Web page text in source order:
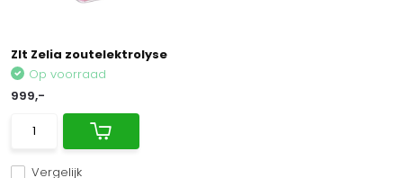
Zlt Zelia zoutelektrolyse
Vergelijk
Op voorraad
999,-